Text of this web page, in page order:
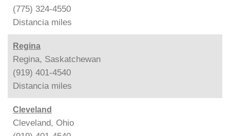
(775) 324-4550
Distancia miles
Regina
Regina, Saskatchewan
(919) 401-4540
Distancia miles
Cleveland
Cleveland, Ohio